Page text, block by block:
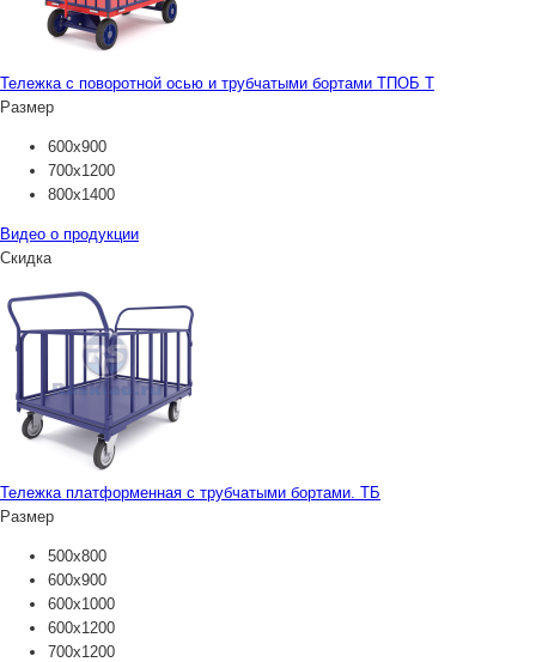
Тележка с поворотной осью и трубчатыми бортами ТПОБ Т
Размер
600х900
700х1200
800х1400
Видео о продукции
Скидка
Тележка платформенная с трубчатыми бортами. ТБ
Размер
500х800
600х900
600х1000
600х1200
700х1200